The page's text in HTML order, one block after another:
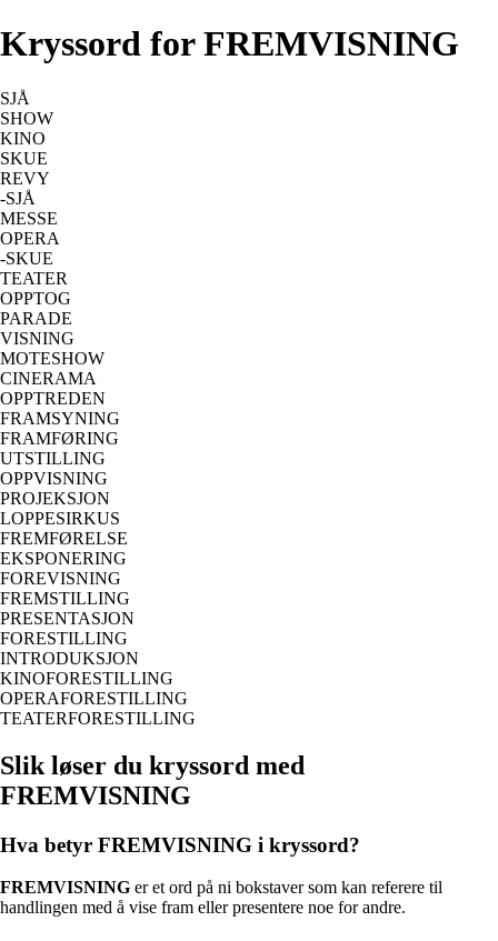
Kryssord for FREMVISNING
SJÅ
SHOW
KINO
SKUE
REVY
-SJÅ
MESSE
OPERA
-SKUE
TEATER
OPPTOG
PARADE
VISNING
MOTESHOW
CINERAMA
OPPTREDEN
FRAMSYNING
FRAMFØRING
UTSTILLING
OPPVISNING
PROJEKSJON
LOPPESIRKUS
FREMFØRELSE
EKSPONERING
FOREVISNING
FREMSTILLING
PRESENTASJON
FORESTILLING
INTRODUKSJON
KINOFORESTILLING
OPERAFORESTILLING
TEATERFORESTILLING
Slik løser du kryssord med
FREMVISNING
Hva betyr FREMVISNING i kryssord?
FREMVISNING er et ord på ni bokstaver som kan referere til
handlingen med å vise fram eller presentere noe for andre.